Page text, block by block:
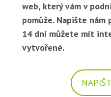
web, který vám v
pomůže. Napište nám
14 dní můžete mít
vytvořené.